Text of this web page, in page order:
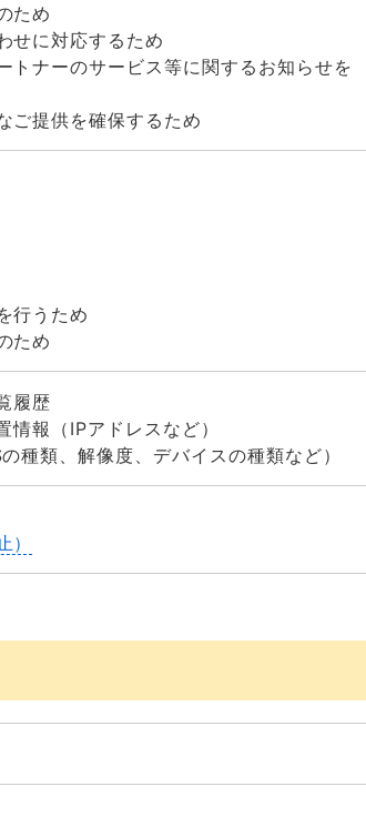
ため
せに対応するため
トナーのサービス等に関するお知らせを
ご提供を確保するため
行うため
ため
履歴
報（IPアドレスなど）
種類、解像度、デバイスの種類など）